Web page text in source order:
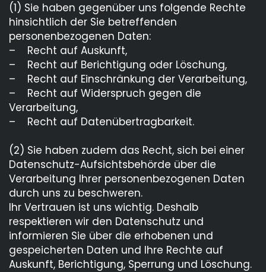
(1) Sie haben gegenüber uns folgende Rechte
hinsichtlich der Sie betreffenden
personenbezogenen Daten:
– Recht auf Auskunft,
– Recht auf Berichtigung oder Löschung,
– Recht auf Einschränkung der Verarbeitung,
– Recht auf Widerspruch gegen die
Verarbeitung,
– Recht auf Datenübertragbarkeit.
(2) Sie haben zudem das Recht, sich bei einer
Datenschutz-Aufsichtsbehörde über die
Verarbeitung Ihrer personenbezogenen Daten
durch uns zu beschweren.
Ihr Vertrauen ist uns wichtig. Deshalb
respektieren wir den Datenschutz und
informieren Sie über die erhobenen und
gespeicherten Daten und Ihre Rechte auf
Auskunft, Berichtigung, Sperrung und Löschung.